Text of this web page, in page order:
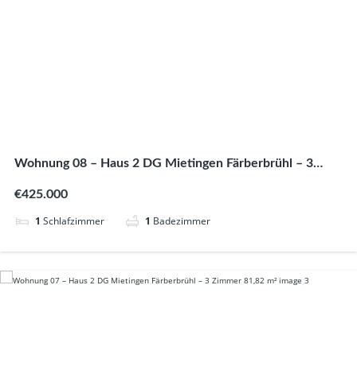
Wohnung 08 – Haus 2 DG Mietingen Färberbrühl – 3
€425.000
1 Schlafzimmer 1 Badezimmer